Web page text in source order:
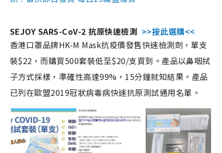
SEJOY SARS-CoV-2 抗原快速檢測 >>按此選購<<
香港口罩品牌HK-M Mask抗疫價發售快速檢測劑，單支
裝$22，而購買500套裝低至$20/支買到。產品以鼻咽拭
子方式採樣，準確性高達99%，15分鐘就知結果。產品
已列在歐盟2019冠狀病毒病快速抗原測試通用名單。